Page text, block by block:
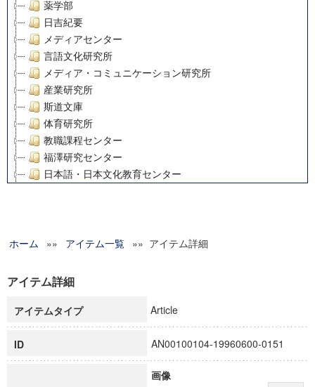
薬学部
日吉紀要
メディアセンター
言語文化研究所
メディア・コミュニケーション研究所
産業研究所
斯道文庫
体育研究所
教職課程センター
福澤研究センター
日本語・日本文化教育センター
グローバルリサーチインスティテュート
科学研究費補助金研究成果報告書
慶應義塾大学グローバルCOEプログラム市民社会ガバナンス
慶應義塾大学グローバルCOEプログラム論理と感性の先端的
博士課程教育リーディングプログラム「超成熟社会発展のサ
学術雑誌掲載論文等(8)
ホーム »» アイテム一覧 »» アイテム詳細
アイテム詳細
アイテムタイプ Article
ID AN00100104-19960600-0151
画像